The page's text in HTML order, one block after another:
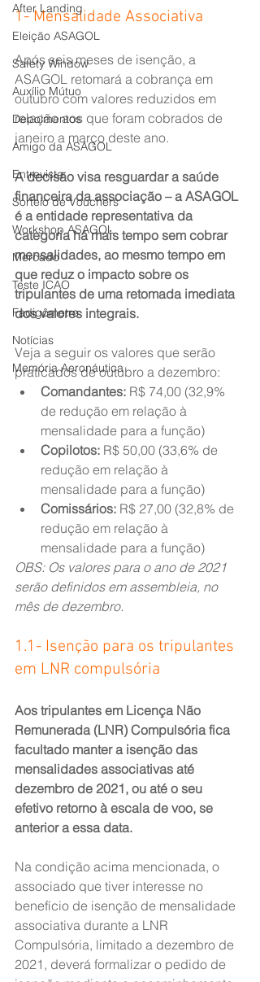
After Landing
Eleição ASAGOL
Safety Window
Auxílio Mútuo
Depoimentos
Amigo da ASAGOL
Entrevista
Sorteio de Vouchers
Workshop ASAGOL
Mercado
Teste ICAO
Fadigômetro
Notícias
Memória Aeronáutica
1- Mensalidade Associativa
Após seis meses de isenção, a
ASAGOL retomará a cobrança em
outubro com valores reduzidos em
relação aos que foram cobrados de
janeiro a março deste ano.
A decisão visa resguardar a saúde
financeira da associação – a ASAGOL
é a entidade representativa da
categoria há mais tempo sem cobrar
mensalidades, ao mesmo tempo em
que reduz o impacto sobre os
tripulantes de uma retomada imediata
dos valores integrais.
Veja a seguir os valores que serão
praticados de outubro a dezembro:
Comandantes: R$ 74,00 (32,9%
de redução em relação à
mensalidade para a função)
Copilotos: R$ 50,00 (33,6% de
redução em relação à
mensalidade para a função)
Comissários: R$ 27,00 (32,8% de
redução em relação à
mensalidade para a função)
OBS: Os valores para o ano de 2021
serão definidos em assembleia, no
mês de dezembro.
1.1- Isenção para os tripulantes
em LNR compulsória
Aos tripulantes em Licença Não
Remunerada (LNR) Compulsória fica
facultado manter a isenção das
mensalidades associativas até
dezembro de 2021, ou até o seu
efetivo retorno à escala de voo, se
anterior a essa data.
Na condição acima mencionada, o
associado que tiver interesse no
benefício de isenção de mensalidade
associativa durante a LNR
Compulsória, limitado a dezembro de
2021, deverá formalizar o pedido de